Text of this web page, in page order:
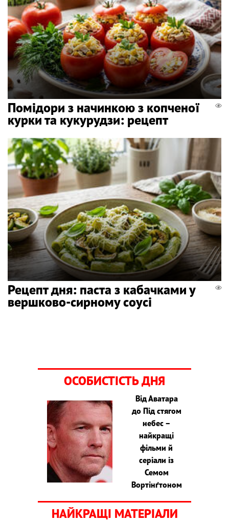
Помідори з начинкою з копченої
курки та кукурудзи: рецепт
Рецепт дня: паста з кабачками у
вершково-сирному соусі
ОСОБИСТІСТЬ ДНЯ
Від Аватара
до Під стягом
небес –
найкращі
фільми й
серіали із
Семом
Вортінґтоном
НАЙКРАЩІ МАТЕРІАЛИ